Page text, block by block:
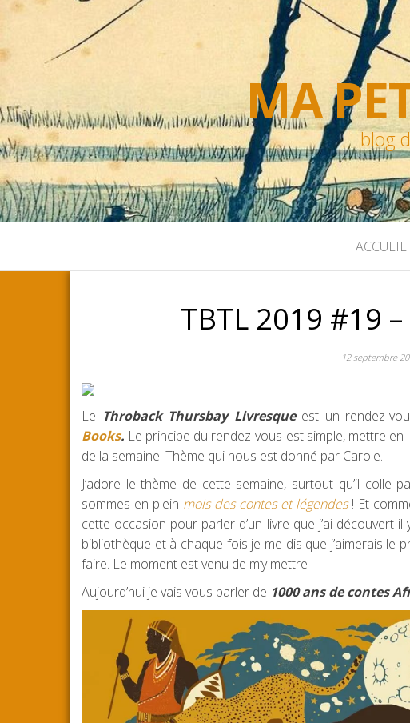
MA
blog
ACCUEIL
TBTL 2019 #19
12 septembre
Le Throback Thursbay Livresqueest un rendez-
Books. Le principe du rendez-vous est simple, mettre
de la semaine. Thème qui nous est donné par Carole.
J’adore le thème de cette semaine, surtout qu’il
sommes en plein mois des contes et légendes! Et
cette occasion pour parler d’un livre que j’ai découvert
bibliothèque et à chaque fois je me dis que j’aimerais
faire. Le moment est venu de m’y mettre !
Aujourd’hui je vais vous parler de 1000 ans de contes